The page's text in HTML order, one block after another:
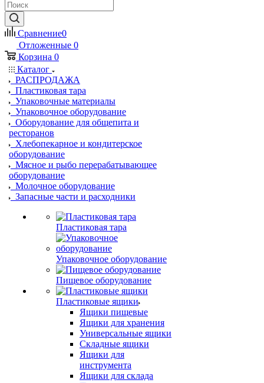
Сравнение0
Отложенные 0
Корзина 0
Каталог
РАСПРОДАЖА
Пластиковая тара
Упаковочные материалы
Упаковочное оборудование
Оборудование для общепита и
ресторанов
Хлебопекарное и кондитерское
оборудование
Мясное и рыбо перерабатывающее
оборудование
Молочное оборудование
Запасные части и расходники
Пластиковая тара
Упаковочное оборудование
Пищевое оборудование
Пластиковые ящики
Ящики пищевые
Ящики для хранения
Универсальные ящики
Складные ящики
Ящики для
инструмента
Ящики для склада